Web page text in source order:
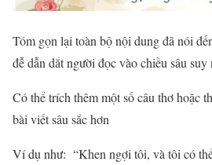
Tóm gọn lại toàn bộ nội dung đã nói
đễ dẫn dắt người đọc vào chiều sâu suy
Có thể trích thêm một số câu thơ hoặc
bài viết sâu sắc hơn
Ví dụ như: “Khen ngợi tôi, và tôi có